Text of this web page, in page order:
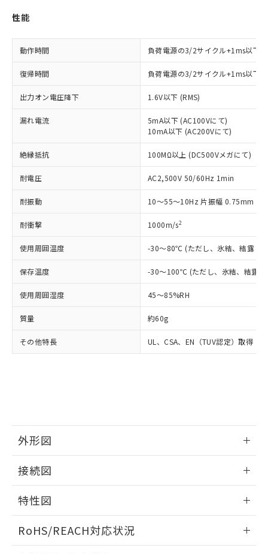
性能
動作時間 負荷電源の3/2サイクル+1ms以下
復帰時間 負荷電源の3/2サイクル+1ms以下
出力オン電圧降下 1.6V以下 (RMS)
漏れ電流
5mA以下 (AC100Vにて)
10mA以下 (AC200Vにて)
絶縁抵抗 100MΩ以上 (DC500Vメガにて)
耐電圧 AC2,500V 50/60Hz 1min
耐振動 10～55～10Hz 片振幅 0.75mm (
耐衝撃 1000m/s2
使用周囲温度 -30～80℃ (ただし、氷結、結露し
保存温度 -30～100℃ (ただし、氷結、結露し
使用周囲湿度 45～85%RH
質量 約60g
その他特長 UL、CSA、EN（TUV認定）取得
外形図
接続図
端子配置/内部接続
特性図
負荷電流-周囲温度定格
RoHS/REACH対応状況
本サービスは、当社制御機器事業取扱
商品の当社在庫状況および標準価格
(税抜)を提供させていただくもので
す。
当社制御機器事業取扱商品の中には、
本サービスの対象外となる商品もある
ことをご了承ください。
在庫状況および標準価格照会結果は、
記載している更新日時点での社内デー
タに基づき作成されるものであり、閲
覧された時点での実際の在庫および標
準価格とは異なる場合があることをご
正式な納期状況および標準価格はお客
様のお取引先、またはお客様担当のオ
ムロン制御機器販売店・当社販売員に
オムロン制御機器販売店や当社販売拠
販売ネットワーク
」をご確認
在庫状況および標準価格結果を当社の
事前の承諾なく第三者に漏洩または開
示しないようお願いします。
マイパーツ機能（部品リスト作成サー
および当社の共同利用者が、当社の製
の共同利用に関して"
の「1.共同利
定はありません。
調査・確認中：EU RoHS指令（10物質）の
非含有の対応状況を調査中または確認中の
商品です。
非該当品：ライセンス料など無形物で、有
害物質有無と関係のない商品です。
いたものが、含有品と判明した場合などや
むを得ず変更することがあります。
鉛(Pb) 1000ppm以下、 水銀(Hg) 1000ppm以下、 カド
六価クロム(Cr(Ⅵ)) 1000ppm以下、ポリ臭化ビフェニル
類(PBB) 1000ppm以下、ポリ臭化ジフェニルエーテル類
ル) (DEHP)(別名：DOP) 1000ppm以下、フタル酸ブチ
ルベンジル（BBP） 1000ppm以下、フタル酸ジブチル
（DBP） 1000ppm以下、フタル酸ジイソブチル
(DIBP) 1000ppm以下
但し、RoHS指令で産業用監視および制御機器に対する
フタル酸エステル類の４物質については閾値を超える意
図的な使用がないことを確認しています。
部品在庫の切り替え状況などにより、予定
月が前後することがあります。
とができます。
EU RoHS指令（10物質）の非含有証明書
※本証明書は発行日時点で非含有を証明す
るもので、過去に遡って非含有を証明する
ものではありません。
また、RoHS指令のフタル酸エステル類４
物質の対応では、対応完了までの期間は出
※1 中国RoHS○×表
「○」：最大均質材料含有率が中国RoHSの
基準値以下であることを示します。
「×」：最大均質材料含有率が中国RoHSの
基準値を超えていることを示します。
「－」：未確認です。当社販売部門へお問
い合わせください。
*中国RoHS10物質の基準値 (GB/T26572)：
Pb(鉛) :1000ppm、 Hg(水銀) : 1000ppm、 Cd(カドミウ
Cr(Ⅵ)(六価クロム) : 1000ppm、 PBBs(ポリ臭化ビフェ
ニル類) : 1000ppm、 PBDEs(ポリ臭化ジフェニルエーテ
DBP(フタル酸ジブチル) : 1000ppm、 DIBP(フタル酸ジ
イソブチル) : 1000ppm、 BBP(フタル酸ブチルベンジ
ル) : 1000ppm、
DEHP(フタル酸ビス(2-エチルヘキシル)) : 1000ppm
※2 環境保護使用期限
「ｅ」：有害物質（10物質）のすべてが基
準値以下であることを示します。
「10」：通常の使用状況下において有害物
質が外部に漏えいし、環境に深刻な影響を
当社は、これら貴社製品のうち、外国
為替および外国貿易法に定める商品
（以下｢規制貨物等」という）を輸出
または国外への提供する場合は、日本
国政府の輸出許可(または役務取引許
可)を取得するなどの必要な手続きを
当社は規制貨物を破棄する場合は、完
全に破砕するなど、違法に輸出されな
いよう必要な手段を講じます。
当社は貴社製品を、核兵器、ミサイ
ル、化学兵器、生物兵器またはその他
武器並びにこれらの製造装置等に一切
当社は、貴社製品を第三者に販売する
場合は、上記1、2および3の内容を当
該第三者に通知します。また当社は、
販売先および販売に係わる関係者が違
法に輸出するおそれがある場合は、取
一定数以上の在庫あり
一定数には満たないが在庫あり
在庫なし(最新の在庫状況につ
いては、お客様のお取引先、ま
たはお客様担当のオムロン制御
機器販売店・当社販売員にご確
受注生産機種、また在庫状況の